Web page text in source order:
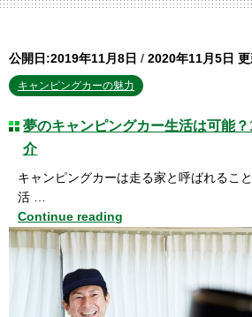
公開日:2019年11月8日 / 2020年11月5日
キャンピングカーの魅力
夢のキャンピングカー生活は可能
介
キャンピングカーは走る家と呼ばれるこ
活 …
Continue reading